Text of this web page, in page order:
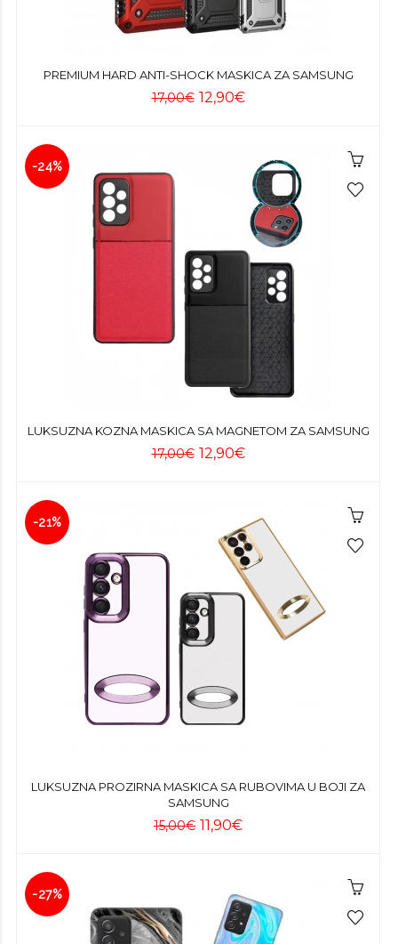
PREMIUM HARD ANTI-SHOCK MASKICA ZA SAMSUNG
17,00€ 12,90€
-24%
LUKSUZNA KOZNA MASKICA SA MAGNETOM ZA SAMSUNG
17,00€ 12,90€
-21%
LUKSUZNA PROZIRNA MASKICA SA RUBOVIMA U BOJI ZA
SAMSUNG
15,00€ 11,90€
-27%